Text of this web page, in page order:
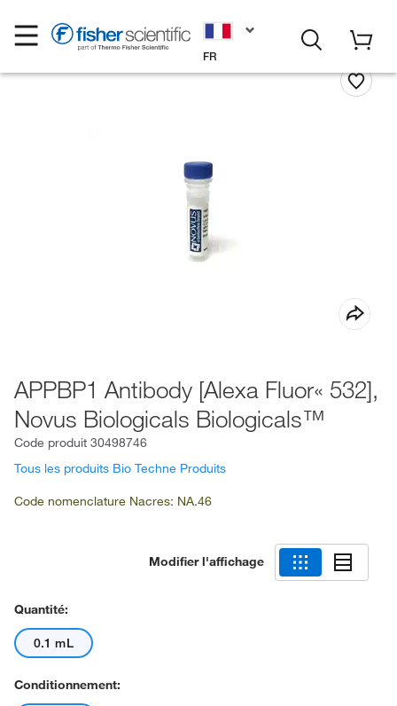
FR
APPBP1 Antibody [Alexa Fluor« 532],
Novus Biologicals Biologicals™
Code produit 30498746
Tous les produits Bio Techne Produits
Code nomenclature Nacres: NA.46
Modifier l'affichage
Quantité:
0.1 mL
Conditionnement: